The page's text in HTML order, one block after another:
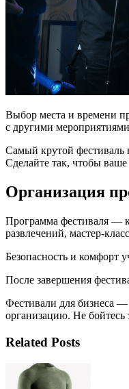
Выбор места и времени
с другими
Самый крутой фестиваль
Сделайте так, чтобы
Организация
Программа фестиваля —
развлечений, мастер-
Безопасность и комфорт
После завершения
Фестивали для бизнеса
организацию. Не бойтесь
Related Posts